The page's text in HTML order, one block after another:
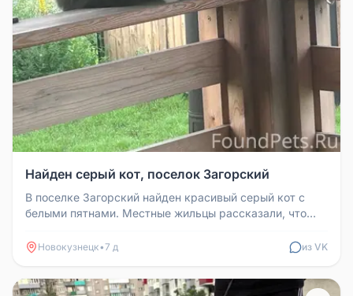
Найден серый кот, поселок Загорский
В поселке Загорский найден красивый серый кот с
белыми пятнами. Местные жильцы рассказали, что
Новокузнецк•7 д из VK